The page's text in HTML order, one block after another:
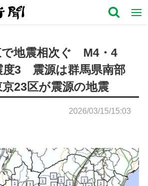
で地震相次ぐ M4・4
度3 震源は群馬県南部
23区が震源の地震
2026/03/15/15:03